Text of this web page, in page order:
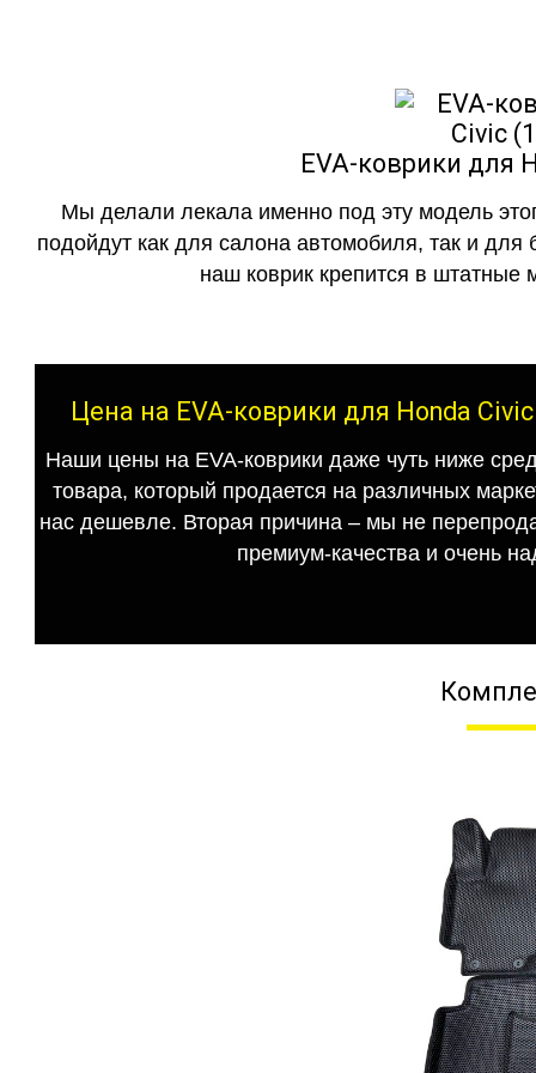
EVA-коврики для
Мы делали лекала именно под эту модель
подойдут как для салона автомобиля, так и для
наш коврик крепится в штатные
Цена на EVA-коврики для Honda
Наши цены на EVA-коврики даже чуть ниже
товара, который продается на различных
нас дешевле. Вторая причина – мы не
премиум-качества и очень